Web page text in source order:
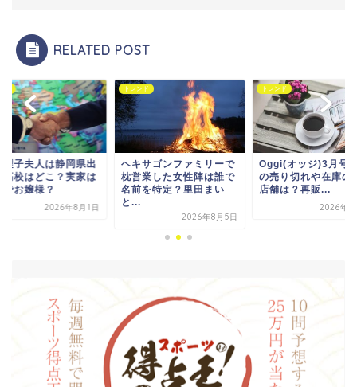
RELATED POST
理子夫人は静岡県出
高校はどこ？実家は
でお嬢様？
2026年8月1日
トレンド
ヘキサゴンファミリーで
枕営業した女性陣は誰で
名前を特定？里田まい
と...
2026年8月5日
トレンド
Oggi(オッジ)3月号
の売り切れや在庫の
店舗は？再販...
2026年8